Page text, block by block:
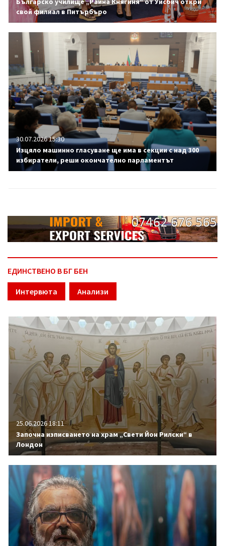
свой филиал в Питърбъро
30.07.2026 15:30
Изцяло машинно гласуване ще има в секции с над 300
избиратели, реши окончателно парламентът
ЕДИНСТВЕНО В БГ БЕН
Интервюта Анализи
25.06.2026 18:11
Започна изписването на храм „Свети Йон Рилски“ в
Лондон